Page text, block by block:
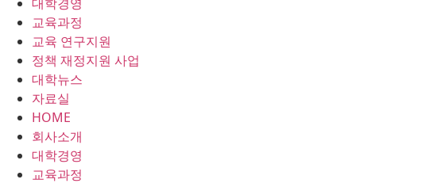
교육과정
교육 연구지원
정책 재정지원 사업
대학뉴스
자료실
HOME
회사소개
대학경영
교육과정